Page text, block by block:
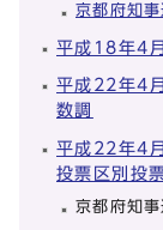
京都府知
平成18年4
平成22年4
数調
平成22年4
投票区別投
京都府知